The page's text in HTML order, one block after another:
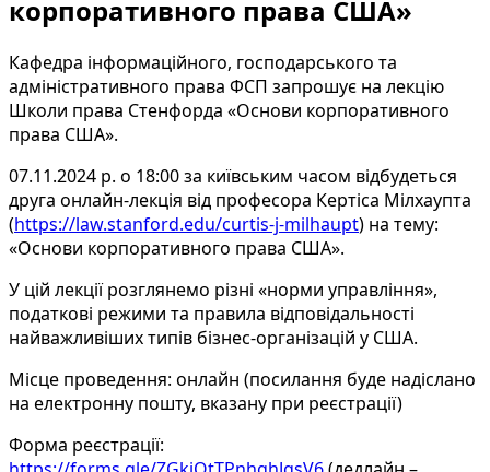
корпоративного права США»
Кафедра інформаційного, господарського та
адміністративного права ФСП запрошує на лекцію
Школи права Стенфорда «Основи корпоративного
права США».
07.11.2024 р. о 18:00 за київським часом відбудеться
друга онлайн-лекція від професора Кертіса Мілхаупта
(https://law.stanford.edu/curtis-j-milhaupt) на тему:
«Основи корпоративного права США».
У цій лекції розглянемо різні «норми управління»,
податкові режими та правила відповідальності
найважливіших типів бізнес-організацій у США.
Місце проведення: онлайн (посилання буде надіслано
на електронну пошту, вказану при реєстрації)
Форма реєстрації: